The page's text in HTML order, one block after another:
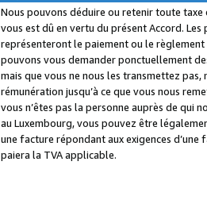
Nous pouvons déduire ou retenir toute
vous est dû en vertu du présent Accord.
représenteront le paiement ou le
pouvons vous demander ponctuellement
mais que vous ne nous les transmettez
rémunération jusqu’à ce que vous nous
vous n’êtes pas la personne auprès de qui
au Luxembourg, vous pouvez être
une facture répondant aux exigences
paiera la TVA applicable.